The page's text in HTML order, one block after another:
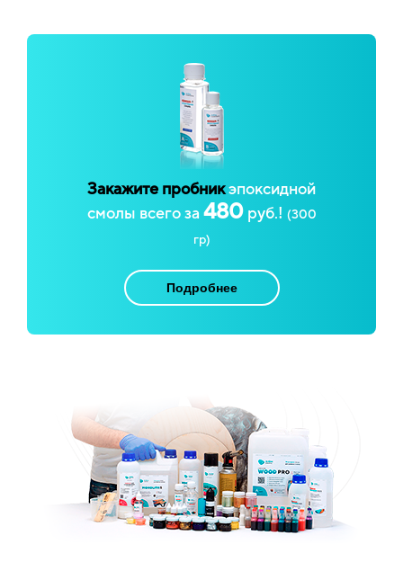
Закажите пробникэпоксидной
смолы всего за 480руб.! (300
гр)
Подробнее